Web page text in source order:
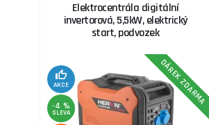
Elektrocentrála digitální
invertorová, 5,5kW, elektrický
start, podvozek
AKCE
-4 %
SLEVA
DÁREK ZDARMA